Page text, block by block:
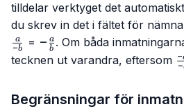
tilldelar verktyget det
du skrev in det i fältet för
−b
a = -
\frac{a}
− b
a . Om båda
tecknen ut varandra, eftersom −
−
Begränsningar för